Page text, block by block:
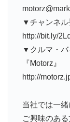
▼チャンネル
http://bit.ly/
▼クルマ・バ
『Motorz』
http://
当社では一
ご興味のあ